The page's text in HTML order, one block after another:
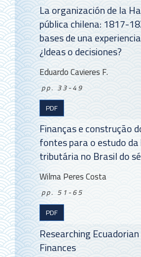
La organización de la
pública chilena: 1817-
bases de una
¿Ideas o decisiones?
Eduardo Cavieres F.
pp. 33-49
PDF
Finanças e construção
fontes para o estudo
tributária no Brasil do
Wilma Peres Costa
pp. 51-65
PDF
Researching
Finances